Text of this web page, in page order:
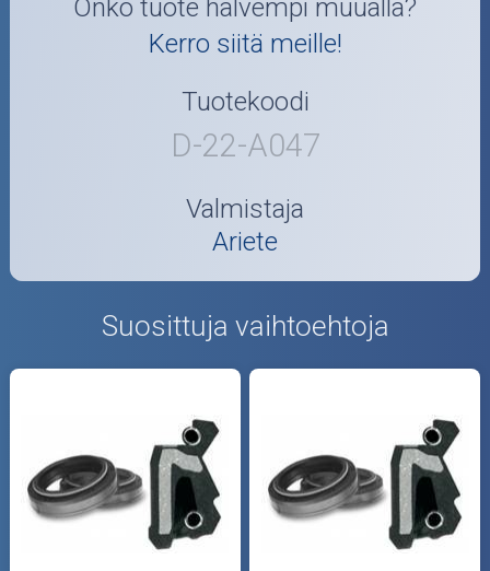
Onko tuote halvempi muualla?
Kerro siitä meille!
Tuotekoodi
D-22-A047
Valmistaja
Ariete
Suosittuja vaihtoehtoja